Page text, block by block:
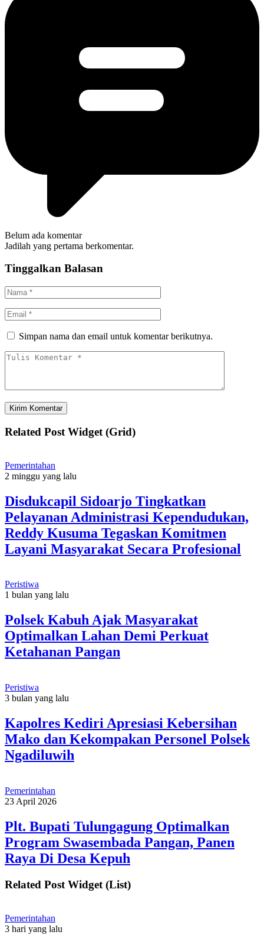
Belum ada komentar
Jadilah yang pertama berkomentar.
Tinggalkan Balasan
Simpan nama dan email untuk komentar berikutnya.
Related Post Widget (Grid)
Pemerintahan
2 minggu yang lalu
Disdukcapil Sidoarjo Tingkatkan
Pelayanan Administrasi Kependudukan,
Reddy Kusuma Tegaskan Komitmen
Layani Masyarakat Secara Profesional
Peristiwa
1 bulan yang lalu
Polsek Kabuh Ajak Masyarakat
Optimalkan Lahan Demi Perkuat
Ketahanan Pangan
Peristiwa
3 bulan yang lalu
Kapolres Kediri Apresiasi Kebersihan
Mako dan Kekompakan Personel Polsek
Ngadiluwih
Pemerintahan
23 April 2026
Plt. Bupati Tulungagung Optimalkan
Program Swasembada Pangan, Panen
Raya Di Desa Kepuh
Related Post Widget (List)
Pemerintahan
3 hari yang lalu